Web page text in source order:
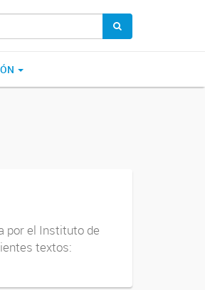
por el Instituto de
textos: